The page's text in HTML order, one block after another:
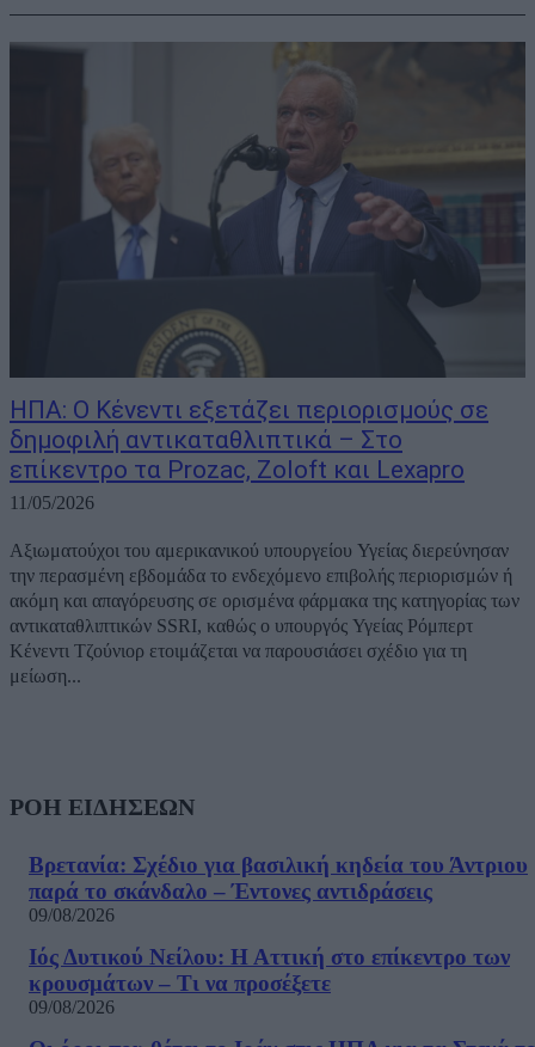
ΗΠΑ: O Κένεντι εξετάζει περιορισμούς σε
δημοφιλή αντικαταθλιπτικά – Στο
επίκεντρο τα Prozac, Zoloft και Lexapro
11/05/2026
Αξιωματούχοι του αμερικανικού υπουργείου Υγείας διερεύνησαν
την περασμένη εβδομάδα το ενδεχόμενο επιβολής περιορισμών ή
ακόμη και απαγόρευσης σε ορισμένα φάρμακα της κατηγορίας των
αντικαταθλιπτικών SSRI, καθώς ο υπουργός Υγείας Ρόμπερτ
Κένεντι Τζούνιορ ετοιμάζεται να παρουσιάσει σχέδιο για τη
μείωση...
ΡΟΗ ΕΙΔΗΣΕΩΝ
Βρετανία: Σχέδιο για βασιλική κηδεία του Άντριου
παρά το σκάνδαλο – Έντονες αντιδράσεις
09/08/2026
Ιός Δυτικού Νείλου: Η Αττική στο επίκεντρο των
κρουσμάτων – Τι να προσέξετε
09/08/2026